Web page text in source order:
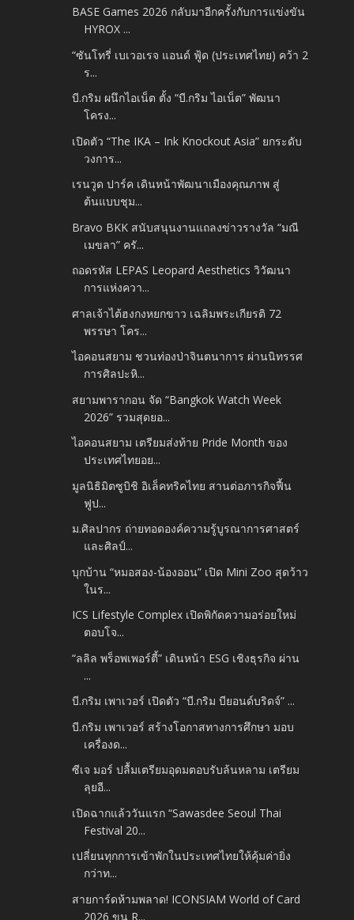
BASE Games 2026 กลับมาอีกครั้งกับการแข่งขัน
HYROX ...
“ซันโทรี่ เบเวอเรจ แอนด์ ฟู้ด (ประเทศไทย) คว้า 2
ร...
บี.กริม ผนึกไอเน็ต ตั้ง “บี.กริม ไอเน็ต” พัฒนา
โครง...
เปิดตัว “The IKA – Ink Knockout Asia” ยกระดับ
วงการ...
เรนวูด ปาร์ค เดินหน้าพัฒนาเมืองคุณภาพ สู่
ต้นแบบชุม...
Bravo BKK สนับสนุนงานแถลงข่าวรางวัล “มณี
เมขลา” ครั...
ถอดรหัส LEPAS Leopard Aesthetics วิวัฒนา
การแห่งควา...
ศาลเจ้าไต้ฮงกงหยกขาว เฉลิมพระเกียรติ 72
พรรษา โคร...
ไอคอนสยาม ชวนท่องป่าจินตนาการ ผ่านนิทรรศ
การศิลปะหิ...
สยามพารากอน จัด “Bangkok Watch Week
2026” รวมสุดยอ...
ไอคอนสยาม เตรียมส่งท้าย Pride Month ของ
ประเทศไทยอย...
มูลนิธิมิตซูบิชิ อิเล็คทริคไทย สานต่อภารกิจฟื้น
ฟูป...
ม.ศิลปากร ถ่ายทอดองค์ความรู้บูรณาการศาสตร์
และศิลป์...
บุกบ้าน “หมอสอง-น้องออน” เปิด Mini Zoo สุดว้าว
ในร...
ICS Lifestyle Complex เปิดพิกัดความอร่อยใหม่
ตอบโจ...
“ลลิล พร็อพเพอร์ตี้” เดินหน้า ESG เชิงธุรกิจ ผ่าน
...
บี.กริม เพาเวอร์ เปิดตัว “บี.กริม บียอนด์บริดจ์” ...
บี.กริม เพาเวอร์ สร้างโอกาสทางการศึกษา มอบ
เครื่องด...
ซีเจ มอร์ ปลื้มเตรียมอุดมตอบรับล้นหลาม เตรียม
ลุยอี...
เปิดฉากแล้ววันแรก “Sawasdee Seoul Thai
Festival 20...
เปลี่ยนทุกการเข้าพักในประเทศไทยให้คุ้มค่ายิ่ง
กว่าท...
สายการ์ดห้ามพลาด! ICONSIAM World of Card
2026 ขน R...